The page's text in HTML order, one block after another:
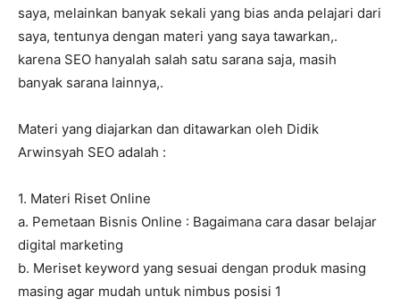
saya, melainkan banyak sekali yang bias anda pelajari dari
saya, tentunya dengan materi yang saya tawarkan,.
karena SEO hanyalah salah satu sarana saja, masih
banyak sarana lainnya,.
Materi yang diajarkan dan ditawarkan oleh Didik
Arwinsyah SEO adalah :
1. Materi Riset Online
a. Pemetaan Bisnis Online : Bagaimana cara dasar belajar
digital marketing
b. Meriset keyword yang sesuai dengan produk masing
masing agar mudah untuk nimbus posisi 1